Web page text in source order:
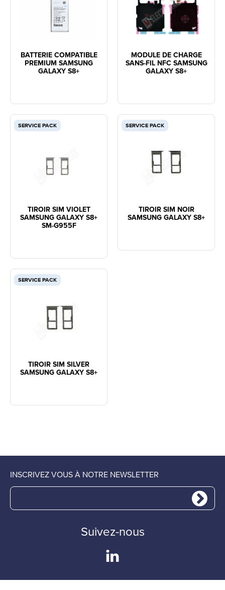
BATTERIE COMPATIBLE
PREMIUM SAMSUNG
GALAXY S8+
MODULE DE CHARGE
SANS-FIL NFC SAMSUNG
GALAXY S8+
SERVICE PACK
TIROIR SIM VIOLET
SAMSUNG GALAXY S8+
SM-G955F
SERVICE PACK
TIROIR SIM NOIR
SAMSUNG GALAXY S8+
SERVICE PACK
TIROIR SIM SILVER
SAMSUNG GALAXY S8+
INSCRIVEZ VOUS À NOTRE NEWSLETTER
Suivez-nous